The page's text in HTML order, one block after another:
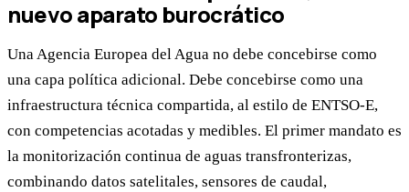
nuevo aparato burocrático
Una Agencia Europea del Agua no debe concebirse como
una capa política adicional. Debe concebirse como una
infraestructura técnica compartida, al estilo de ENTSO-E,
con competencias acotadas y medibles. El primer mandato es
la monitorización continua de aguas transfronterizas,
combinando datos satelitales, sensores de caudal,